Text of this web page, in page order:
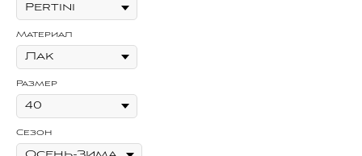
Материал
Размер
Сезон